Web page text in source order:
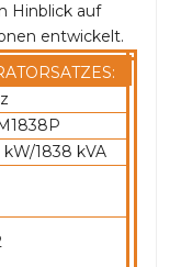
Hinblick auf
entwickelt.
kW/1838 kVA